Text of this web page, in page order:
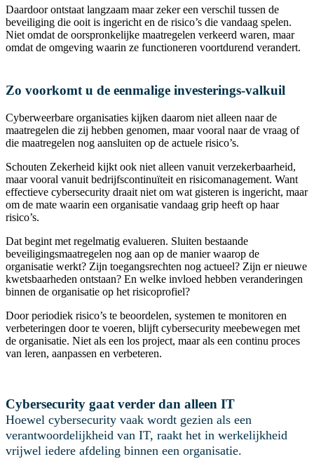
Daardoor ontstaat langzaam maar zeker een verschil tussen de
beveiliging die ooit is ingericht en de risico’s die vandaag spelen.
Niet omdat de oorspronkelijke maatregelen verkeerd waren, maar
omdat de omgeving waarin ze functioneren voortdurend verandert.
Zo voorkomt u de eenmalige investerings-valkuil
Cyberweerbare organisaties kijken daarom niet alleen naar de
maatregelen die zij hebben genomen, maar vooral naar de vraag of
die maatregelen nog aansluiten op de actuele risico’s.
Schouten Zekerheid kijkt ook niet alleen vanuit verzekerbaarheid,
maar vooral vanuit bedrijfscontinuïteit en risicomanagement. Want
effectieve cybersecurity draait niet om wat gisteren is ingericht, maar
om de mate waarin een organisatie vandaag grip heeft op haar
risico’s.
Dat begint met regelmatig evalueren. Sluiten bestaande
beveiligingsmaatregelen nog aan op de manier waarop de
organisatie werkt? Zijn toegangsrechten nog actueel? Zijn er nieuwe
kwetsbaarheden ontstaan? En welke invloed hebben veranderingen
binnen de organisatie op het risicoprofiel?
Door periodiek risico’s te beoordelen, systemen te monitoren en
verbeteringen door te voeren, blijft cybersecurity meebewegen met
de organisatie. Niet als een los project, maar als een continu proces
van leren, aanpassen en verbeteren.
Cybersecurity gaat verder dan alleen IT
Hoewel cybersecurity vaak wordt gezien als een
verantwoordelijkheid van IT, raakt het in werkelijkheid
vrijwel iedere afdeling binnen een organisatie.